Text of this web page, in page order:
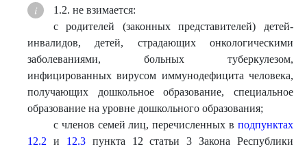
1.2. не взимается:
с родителей (законных представителей) детей-
инвалидов, детей, страдающих онкологическими
заболеваниями, больных туберкулезом,
инфицированных вирусом иммунодефицита человека,
получающих дошкольное образование, специальное
образование на уровне дошкольного образования;
с членов семей лиц, перечисленных в подпунктах
12.2 и 12.3пункта 12 статьи 3 Закона Республики